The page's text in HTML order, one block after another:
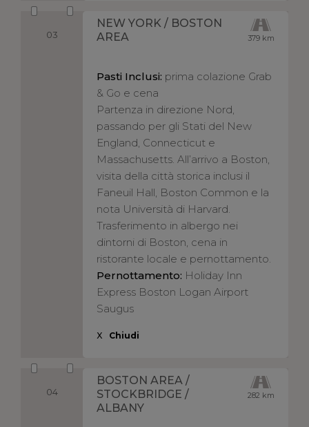
03 379 km
NEW YORK / BOSTON
AREA
Pasti Inclusi: prima colazione Grab
& Go e cena
Partenza in direzione Nord,
passando per gli Stati del New
England, Connecticut e
Massachusetts. All’arrivo a Boston,
visita della città storica inclusi il
Faneuil Hall, Boston Common e la
nota Università di Harvard.
Trasferimento in albergo nei
dintorni di Boston, cena in
ristorante locale e pernottamento.
Pernottamento: Holiday Inn
Express Boston Logan Airport
Saugus
X Chiudi
04 282 km
BOSTON AREA /
STOCKBRIDGE /
ALBANY